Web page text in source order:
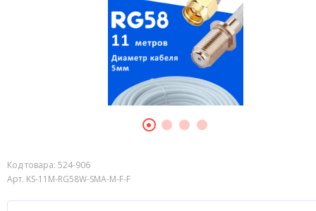
Код товара: 524-906
Арт. KS-11M-RG58W-SMA-M-F-F